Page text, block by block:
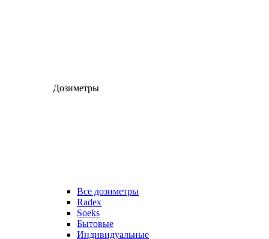
Дозиметры
Все дозиметры
Radex
Soeks
Бытовые
Индивидуальные